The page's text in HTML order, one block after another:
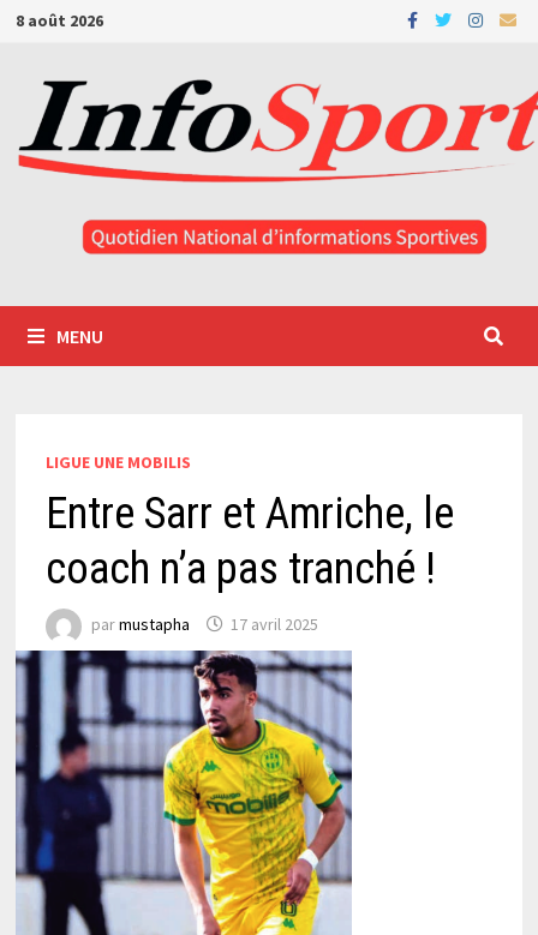
Passer
contenu
8 août 2026
MENU
LIGUE UNE MOBILIS
Entre Sarr et Amriche, le
coach n’a pas tranché !
parmustapha 17 avril 2025